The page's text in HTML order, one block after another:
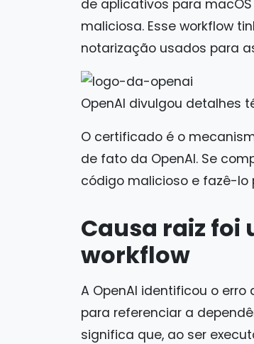
de aplicativos para macOS
maliciosa. Esse workflow
notarização usados para
OpenAI divulgou detalhes
O certificado é o
de fato da OpenAI. Se
código malicioso e fazê-lo
Causa raiz
workflow
A OpenAI identificou o
para referenciar a
significa que, ao ser